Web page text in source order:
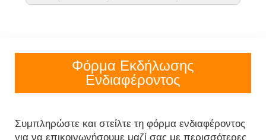
Φόρμα Εκδήλωσης
Ενδιαφέροντος
Συμπληρώστε και στείλτε τη φόρμα ενδιαφέροντος
για να επικοινωνήσουμε μαζί σας με περισσότερες